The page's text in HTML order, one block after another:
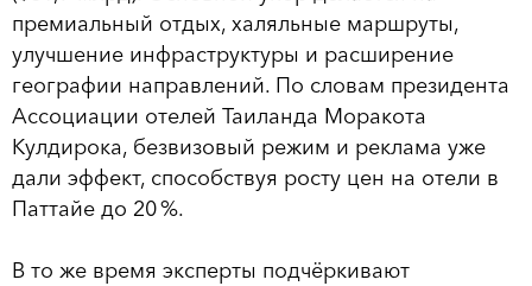
премиальный отдых, халяльные маршруты,
улучшение инфраструктуры и расширение
географии направлений. По словам президента
Ассоциации отелей Таиланда Моракота
Кулдирока, безвизовый режим и реклама уже
дали эффект, способствуя росту цен на отели в
Паттайе до 20 %.
В то же время эксперты подчёркивают